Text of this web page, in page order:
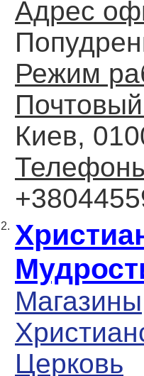
Адрес
Режим
Киев,
2.
Магазины
Церковь